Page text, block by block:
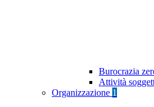
Burocrazia
Attività
Organizzazione 1